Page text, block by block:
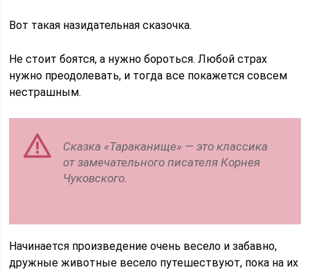
Вот такая назидательная сказочка.
Не стоит боятся, а нужно бороться. Любой страх
нужно преодолевать, и тогда все покажется совсем
нестрашным.
Сказка «Тараканище» — это классика
от замечательного писателя Корнея
Чуковского.
Начинается произведение очень весело и забавно,
дружные животные весело путешествуют, пока на их